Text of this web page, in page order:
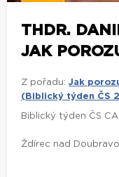
THDR.
JAK
Z pořadu: Jak
(Biblický týden ČS
Biblický týden ČS
Ždírec nad